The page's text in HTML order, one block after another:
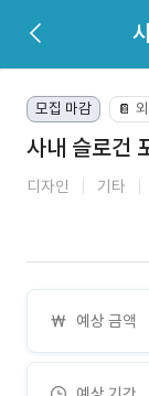
모집 마감 📔
사내 슬로건
디자인 기타
예상 금액